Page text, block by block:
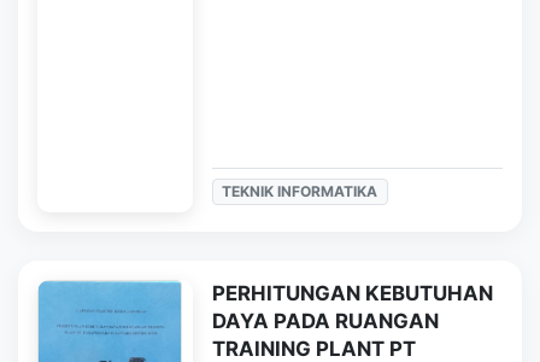
TEKNIK INFORMATIKA
PERHITUNGAN KEBUTUHAN
DAYA PADA RUANGAN
TRAINING PLANT PT